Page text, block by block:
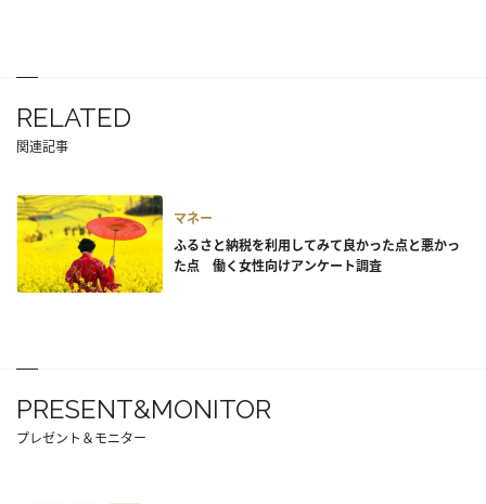
RELATED
関連記事
マネー
ふるさと納税を利用してみて良かった点と悪かっ
た点 働く女性向けアンケート調査
PRESENT&MONITOR
プレゼント＆モニター